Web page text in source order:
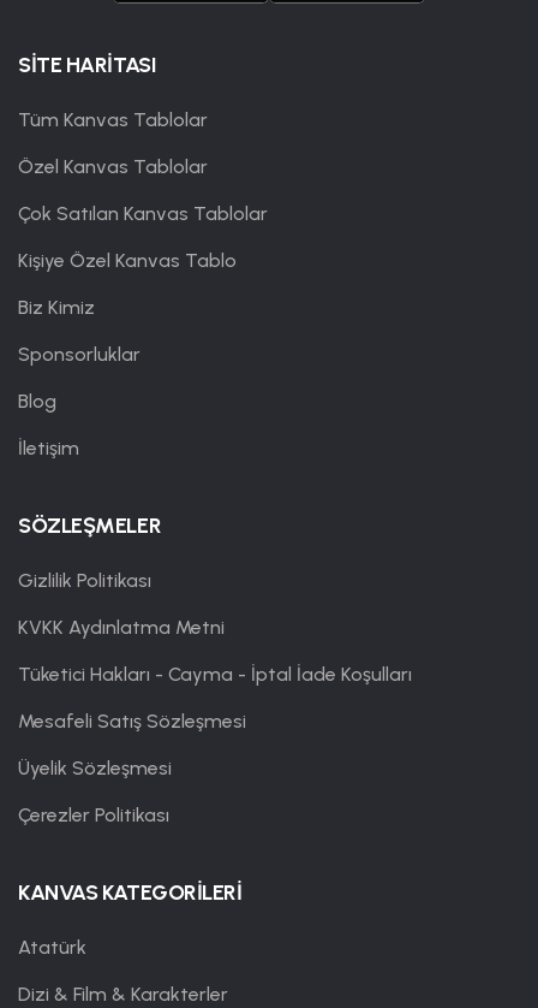
SİTE HARİTASI
Tüm Kanvas Tablolar
Özel Kanvas Tablolar
Çok Satılan Kanvas Tablolar
Kişiye Özel Kanvas Tablo
Biz Kimiz
Sponsorluklar
Blog
İletişim
SÖZLEŞMELER
Gizlilik Politikası
KVKK Aydınlatma Metni
Tüketici Hakları - Cayma - İptal İade Koşulları
Mesafeli Satış Sözleşmesi
Üyelik Sözleşmesi
Çerezler Politikası
KANVAS KATEGORİLERİ
Atatürk
Dizi & Film & Karakterler